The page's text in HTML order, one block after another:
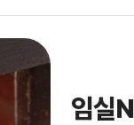
임실